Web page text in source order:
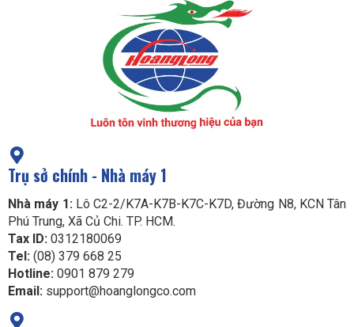
Trụ sở chính - Nhà máy 1
Nhà máy 1: Lô C2-2/K7A-K7B-K7C-K7D, Đường N8, KCN Tân
Phú Trung, Xã Củ Chi. TP. HCM.
Tax ID: 0312180069
Tel: (08) 379 668 25
Hotline: 0901 879 279
Email: support@hoanglongco.com